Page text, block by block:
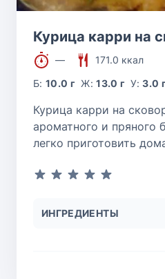
Курица карри на
—
171.0 ккал
Б:10.0 г Ж:13.0 г У:3.0 г
Курица карри на
ароматного и пряного
легко приготовить
ИНГРЕДИЕНТЫ